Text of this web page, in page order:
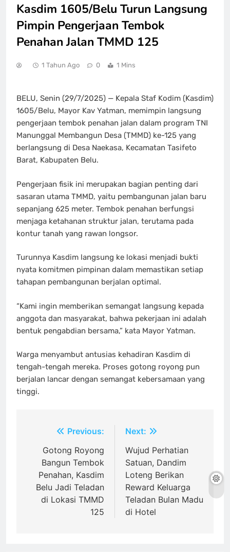
Kasdim 1605/Belu Turun Langsung
Pimpin Pengerjaan Tembok
Penahan Jalan TMMD 125
1 Tahun Ago 0 1 Mins
BELU, Senin (29/7/2025) — Kepala Staf Kodim (Kasdim)
1605/Belu, Mayor Kav Yatman, memimpin langsung
pengerjaan tembok penahan jalan dalam program TNI
Manunggal Membangun Desa (TMMD) ke-125 yang
berlangsung di Desa Naekasa, Kecamatan Tasifeto
Barat, Kabupaten Belu.
Pengerjaan fisik ini merupakan bagian penting dari
sasaran utama TMMD, yaitu pembangunan jalan baru
sepanjang 625 meter. Tembok penahan berfungsi
menjaga ketahanan struktur jalan, terutama pada
kontur tanah yang rawan longsor.
Turunnya Kasdim langsung ke lokasi menjadi bukti
nyata komitmen pimpinan dalam memastikan setiap
tahapan pembangunan berjalan optimal.
“Kami ingin memberikan semangat langsung kepada
anggota dan masyarakat, bahwa pekerjaan ini adalah
bentuk pengabdian bersama,” kata Mayor Yatman.
Warga menyambut antusias kehadiran Kasdim di
tengah-tengah mereka. Proses gotong royong pun
berjalan lancar dengan semangat kebersamaan yang
tinggi.
Navigasi
pos
Previous:
Gotong Royong
Bangun Tembok
Penahan, Kasdim
Belu Jadi Teladan
di Lokasi TMMD
125
Next:
Wujud Perhatian
Satuan, Dandim
Loteng Berikan
Reward Keluarga
Teladan Bulan Madu
di Hotel